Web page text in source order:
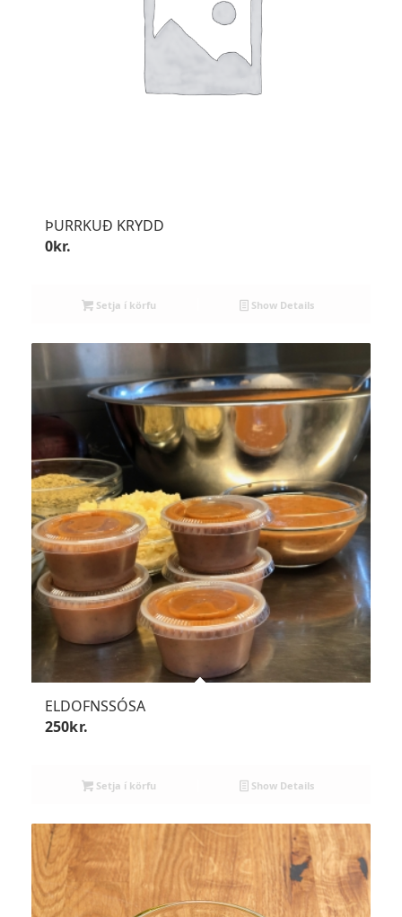
ÞURRKUÐ KRYDD
0kr.
Setja í körfu Show Details
ELDOFNSSÓSA
250kr.
Setja í körfu Show Details